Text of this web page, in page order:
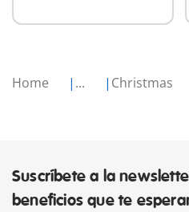
Home ... Christmas
Suscríbete a la
beneficios que te